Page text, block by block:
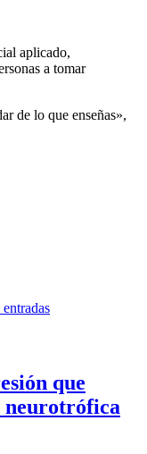
aplicado,
a tomar
de lo que enseñas»,
que
neurotrófica